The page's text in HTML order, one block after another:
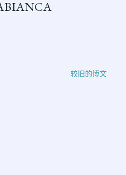
较旧的博文